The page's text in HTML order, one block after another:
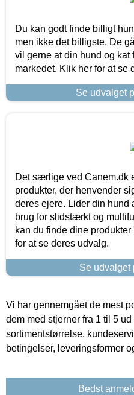
Du kan godt finde billigt
men ikke det billigste. De
vil gerne at din hund og kat
markedet. Klik her for at se
Se udvalget
Det særlige ved Canem.dk
produkter, der henvender
deres ejere. Lider din hund
brug for slidstærkt og
kan du finde dine
for at se deres udvalg.
Se udvalget
Vi har gennemgået de mest
dem med stjerner fra 1 til 5
sortimentstørrelse,
betingelser, leveringsformer
Bedst